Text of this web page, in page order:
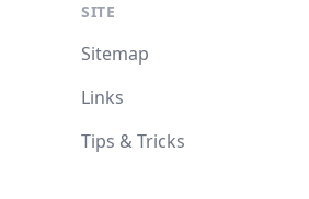
SITE
Sitemap
Links
Tips & Tricks